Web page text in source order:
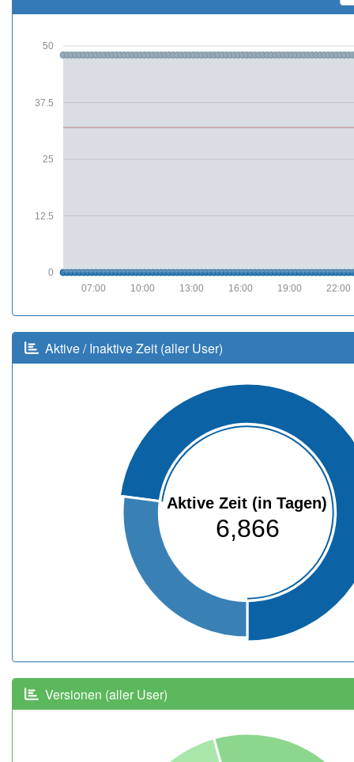
0
12.5
25
37.5
50
22:00
19:00
16:00
13:00
10:00
07:00
Aktive / Inaktive Zeit (aller User)
Aktive Zeit (in Tagen)
6,866
Versionen (aller User)